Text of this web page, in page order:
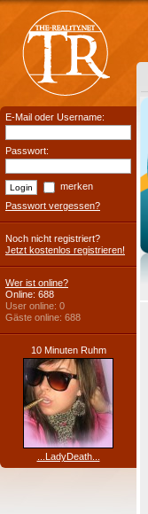
E-Mail oder Username:
Passwort:
merken
Passwort vergessen?
Noch nicht registriert?
Jetzt kostenlos registrieren!
Wer ist online?
Online: 688
User online: 0
Gäste online: 688
10 Minuten Ruhm
...LadyDeath...